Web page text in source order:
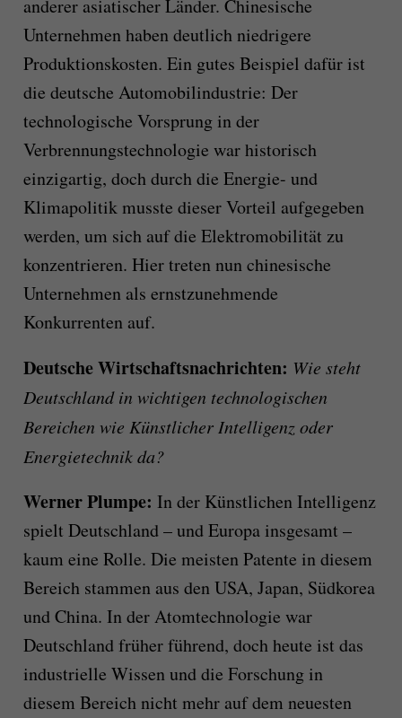
anderer asiatischer Länder. Chinesische
Unternehmen haben deutlich niedrigere
Produktionskosten. Ein gutes Beispiel dafür ist
die deutsche Automobilindustrie: Der
technologische Vorsprung in der
Verbrennungstechnologie war historisch
einzigartig, doch durch die Energie- und
Klimapolitik musste dieser Vorteil aufgegeben
werden, um sich auf die Elektromobilität zu
konzentrieren. Hier treten nun chinesische
Unternehmen als ernstzunehmende
Konkurrenten auf.
Deutsche Wirtschaftsnachrichten: Wie steht
Deutschland in wichtigen technologischen
Bereichen wie Künstlicher Intelligenz oder
Energietechnik da?
Werner Plumpe: In der Künstlichen Intelligenz
spielt Deutschland – und Europa insgesamt –
kaum eine Rolle. Die meisten Patente in diesem
Bereich stammen aus den USA, Japan, Südkorea
und China. In der Atomtechnologie war
Deutschland früher führend, doch heute ist das
industrielle Wissen und die Forschung in
diesem Bereich nicht mehr auf dem neuesten